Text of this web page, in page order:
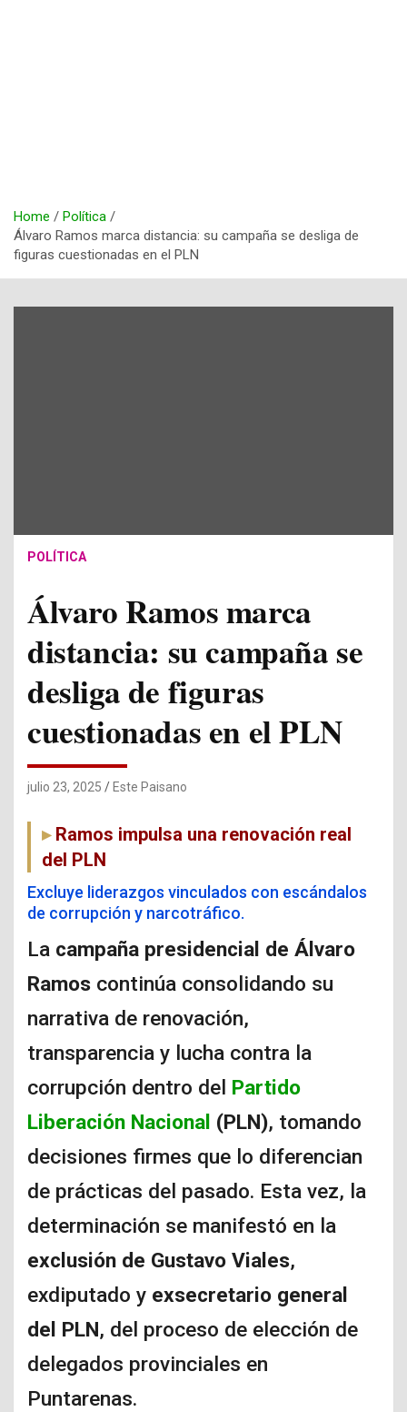
Home
Política
Álvaro Ramos marca distancia: su campaña se desliga de
figuras cuestionadas en el PLN
POLÍTICA
Álvaro Ramos marca
distancia: su campaña se
desliga de figuras
cuestionadas en el PLN
julio 23, 2025 Este Paisano
Ramos impulsa una renovación real
del PLN
Excluye liderazgos vinculados con escándalos
de corrupción y narcotráfico.
La campaña presidencial de Álvaro
Ramos continúa consolidando su
narrativa de renovación,
transparencia y lucha contra la
corrupción dentro del Partido
Liberación Nacional (PLN), tomando
decisiones firmes que lo diferencian
de prácticas del pasado. Esta vez, la
determinación se manifestó en la
exclusión de Gustavo Viales,
exdiputado y exsecretario general
del PLN, del proceso de elección de
delegados provinciales en
Puntarenas.